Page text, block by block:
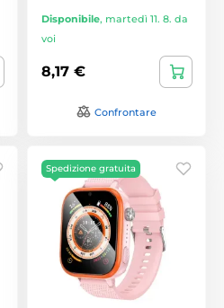
Disponibile, martedì 11. 8. da
voi
8,17 €
Confrontare
Spedizione gratuita